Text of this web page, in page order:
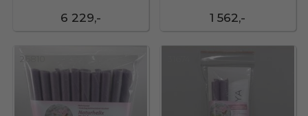
6 229,- 1 562,-
26810